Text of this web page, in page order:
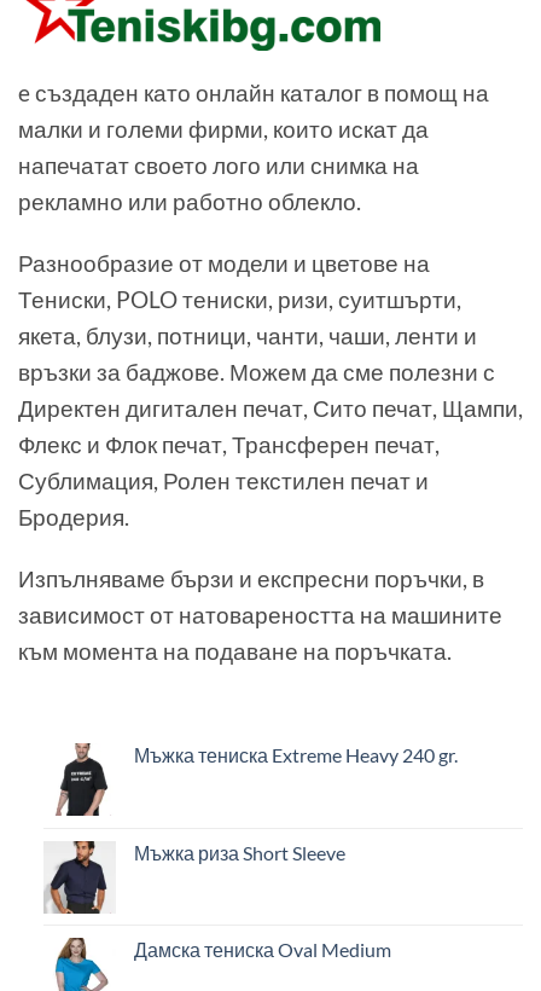
e създаден като онлайн каталог в помощ на
малки и големи фирми, които искат да
напечатат своето лого или снимка на
рекламно или работно облекло.
Разнообразие от модели и цветове на
Тениски, POLO тениски, ризи, суитшърти,
якета, блузи, потници, чанти, чаши, ленти и
връзки за баджове. Можем да сме полезни с
Директен дигитален печат, Сито печат, Щампи,
Флекс и Флок печат, Трансферен печат,
Сублимация, Ролен текстилен печат и
Бродерия.
Изпълняваме бързи и експресни поръчки, в
зависимост от натовареността на машините
към момента на подаване на поръчката.
Мъжка тениска Extreme Heavy 240 gr.
Мъжка риза Short Sleeve
Дамска тениска Oval Medium